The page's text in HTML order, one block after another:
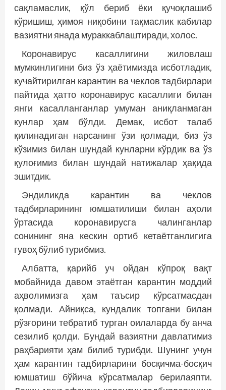
сақламаслик, қўл бериб ёки қучоқлашиб
кўришиш, ҳимоя ниқобини тақмаслик кабилар
вазиятни янада мураккаблаштиради, холос.
Коронавирус касаллигини жиловлаш
мумкинлигини биз ўз ҳаётимизда исботладик,
кучайтирилган карантин ва чеклов тадбирлари
пайтида ҳатто коронавирус касаллиги билан
янги касалланганлар умуман аниқланмаган
кунлар ҳам бўлди. Демак, исбот талаб
қилинадиган нарсанинг ўзи қолмади, биз ўз
кўзимиз билан шундай кунларни кўрдик ва ўз
қулоғимиз билан шундай натижалар ҳақида
эшитдик.
Эндиликда карантин ва чеклов
тадбирларининг юмшатилиши билан аҳоли
ўртасида коронавирусга чалинганлар
сонининг яна кескин ортиб кетаётганлигига
гувоҳ бўлиб турибмиз.
Албатта, қарийб уч ойдан кўпроқ вақт
мобайнида давом этаётган карантин моддий
аҳволимизга ҳам таъсир кўрсатмасдан
қолмади. Айниқса, кундалик топгани билан
рўзғорини тебратиб турган оилаларда бу анча
сезилиб қолди. Бундай вазиятни давлатимиз
раҳбарияти ҳам билиб турибди. Шунинг учун
ҳам карантин тадбирларини босқичма-босқич
юмшатиш бў­йича кўрсатмалар берилаяпти.